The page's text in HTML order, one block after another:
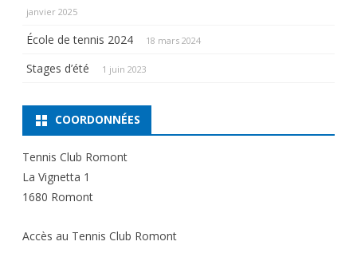
janvier 2025
École de tennis 2024 18 mars 2024
Stages d’été 1 juin 2023
COORDONNÉES
Tennis Club Romont
La Vignetta 1
1680 Romont
Accès au Tennis Club Romont